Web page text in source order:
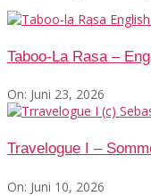
Taboo-La Rasa –
On: Juni 23, 2026
Travelogue I –
On: Juni 10, 2026